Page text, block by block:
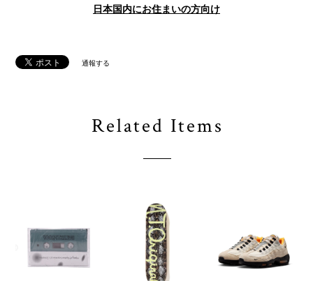
日本国内にお住まいの方向け
通報する
Related Items